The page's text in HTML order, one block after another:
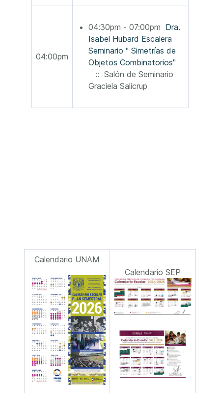
04:00pm
04:30pm - 07:00pm Dra.
Isabel Hubard Escalera
Seminario " Simetrías de
Objetos Combinatorios"
:: Salón de Seminario
Graciela Salicrup
Calendario UNAM
Calendario SEP